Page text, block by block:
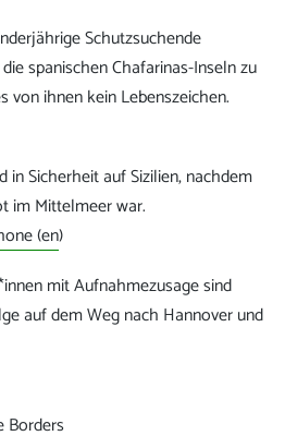
Schutzsuchende
spanischen Chafarinas-Inseln zu
von ihnen kein Lebenszeichen.
in Sicherheit auf Sizilien, nachdem
im Mittelmeer war.
(en)
mit Aufnahmezusage sind
auf dem Weg nach Hannover und
Borders